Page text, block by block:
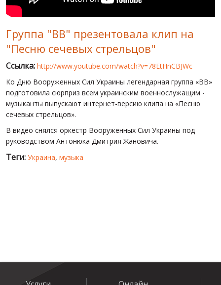
РОССИЙСКО-УКРАИНСКАЯ ВОЙНА
WINTER ON FIRE: UKRAINE'S FIGHT FOR FREEDOM
ХРОНОЛОГИЯ ЄВРОМАЙДАНА
Группа "ВВ" презентовала клип на
"Песню сечевых стрельцов"
Ссылка: http://www.youtube.com/watch?v=78EtHnCBJWc
Ко Дню Вооруженных Сил Украины легендарная группа «ВВ»
подготовила сюрприз всем украинским военнослужащим -
музыканты выпускают интернет-версию клипа на «Песню
сечевых стрельцов».
В видео снялся оркестр Вооруженных Сил Украины под
руководством Антонюка Дмитрия Жановича.
Теги: Украина, музыка